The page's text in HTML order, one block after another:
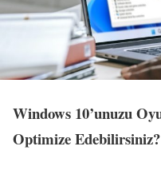
Windows 10’unuzu
Optimize Edebilirsiniz?